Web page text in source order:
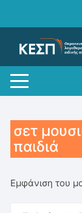
σετ
παιδιά
Εμφάνιση του